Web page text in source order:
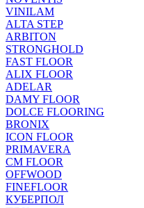
VINILAM
ALTA STEP
ARBITON
STRONGHOLD
FAST FLOOR
ALIX FLOOR
ADELAR
DAMY FLOOR
DOLCE FLOORING
BRONIX
ICON FLOOR
PRIMAVERA
CM FLOOR
OFFWOOD
FINEFLOOR
КУБЕРПОЛ